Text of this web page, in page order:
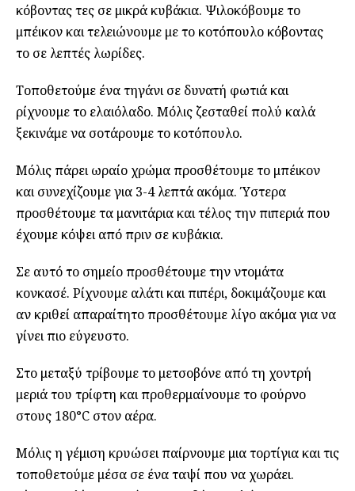
κόβοντας τες σε μικρά κυβάκια. Ψιλοκόβουμε το
μπέικον και τελειώνουμε με το κοτόπουλο κόβοντας
το σε λεπτές λωρίδες.
Τοποθετούμε ένα τηγάνι σε δυνατή φωτιά και
ρίχνουμε το ελαιόλαδο. Μόλις ζεσταθεί πολύ καλά
ξεκινάμε να σοτάρουμε το κοτόπουλο.
Μόλις πάρει ωραίο χρώμα προσθέτουμε το μπέικον
και συνεχίζουμε για 3-4 λεπτά ακόμα. Ύστερα
προσθέτουμε τα μανιτάρια και τέλος την πιπεριά που
έχουμε κόψει από πριν σε κυβάκια.
Σε αυτό το σημείο προσθέτουμε την ντομάτα
κονκασέ. Ρίχνουμε αλάτι και πιπέρι, δοκιμάζουμε και
αν κριθεί απαραίτητο προσθέτουμε λίγο ακόμα για να
γίνει πιο εύγευστο.
Στο μεταξύ τρίβουμε το μετσοβόνε από τη χοντρή
μεριά του τρίφτη και προθερμαίνουμε το φούρνο
στους 180°C στον αέρα.
Μόλις η γέμιση κρυώσει παίρνουμε μια τορτίγια και τις
τοποθετούμε μέσα σε ένα ταψί που να χωράει.